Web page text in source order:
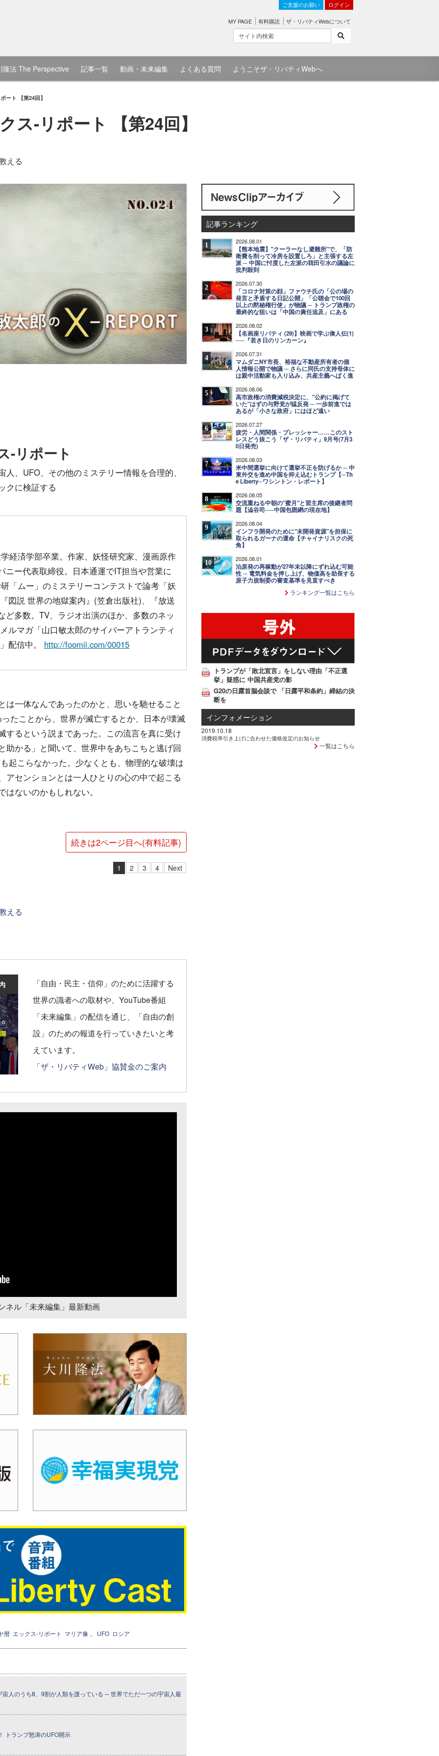
ご支援のお願い ログイン
MY PAGE 有料購読 ザ・リバティWebについて
隆法 The Perspective 記事一覧 動画・未来編集 よくある質問 ようこそザ・リバティWebへ
ート 【第24回】
ス-リポート 【第24回】
える
-リポート
、UFO、その他のミステリー情報を合理的、
クに検証する
経済学部卒業。作家、妖怪研究家、漫画原作
ニー代表取締役。日本通運でIT担当や営業に
「ムー」のミステリーコンテストで論考「妖
図説 世界の地獄案内』(笠倉出版社)、『放送
多数。TV、ラジオ出演のほか、多数のネッ
ルマガ「山口敏太郎のサイバーアトランティ
配信中。 http://foomii.com/00015
は一体なんであったのかと、思いを馳せること
たことから、世界が滅亡するとか、日本が壊滅
するという説まであった。この流言を真に受け
助かる」と聞いて、世界中をあちこちと逃げ回
起こらなかった。少なくとも、物理的な破壊は
アセンションとは一人ひとりの心の中で起こる
ないのかもしれない。
続きは2ページ目へ(有料記事)
1 2 3 4 Next
える
「自由・民主・信仰」のために活躍する
世界の識者への取材や、YouTube番組
「未来編集」の配信を通じ、「自由の創
設」のための報道を行っていきたいと考
えています。
「ザ・リバティWeb」協賛金のご案内
ネル「未来編集」最新動画
暦 エックス-リポート マリア像， UFO ロシア
人のうち8、9割が人類を護っている ─ 世界でただ一つの宇宙人最
トランプ怒涛のUFO開示
記事ランキング
1 2026.08.01
【熊本地震】"クーラーなし避難所"で、「防
衛費を削って冷房を設置しろ」と主張する左
派 ─ 中国に忖度した左派の我田引水の議論に
批判殺到
2 2026.07.30
「コロナ対策の顔」ファウチ氏の「公の場の
発言と矛盾する日記公開」「公聴会で100回
以上の黙秘権行使」が物議 ─ トランプ政権の
最終的な狙いは「中国の責任追及」にある
3 2026.08.02
【名画座リバティ (29)】映画で学ぶ偉人伝(1)
──『若き日のリンカーン』
4 2026.07.31
マムダニNY市長、裕福な不動産所有者の個
人情報公開で物議 ─ さらに同氏の支持母体に
は親中活動家も入り込み、共産主義へばく進
5 2026.08.06
高市政権の消費減税決定に、"公約に掲げて
いた"はずの与野党が猛反発 ─ 一歩前進では
あるが「小さな政府」にはほど遠い
6 2026.07.27
疲労・人間関係・プレッシャー……このスト
レスどう抜こう「ザ・リバティ」9月号(7月3
0日発売)
7 2026.08.03
米中間選挙に向けて選挙不正を防げるか ─ 中
東外交を進め中国を抑え込むトランプ【─Th
e Liberty─ワシントン・レポート】
8 2026.08.05
交流重ねる中朝の"蜜月"と習主席の後継者問
題【澁谷司──中国包囲網の現在地】
9 2026.08.04
インフラ開発のために"未開発資源"を担保に
取られるガーナの運命【チャイナリスクの死
角】
10 2026.08.01
泊原発の再稼動が27年末以降にずれ込む可能
性 ─ 電気料金を押し上げ、物価高を助長する
原子力規制委の審査基準を見直すべき
ランキング一覧はこちら
トランプが「敗北宣言」をしない理由「不正選
挙」疑惑に 中国共産党の影
G20の日露首脳会談で 「日露平和条約」締結の決
断を
インフォメーション
2019.10.18
消費税率引き上げに合わせた価格改定のお知らせ
一覧はこちら